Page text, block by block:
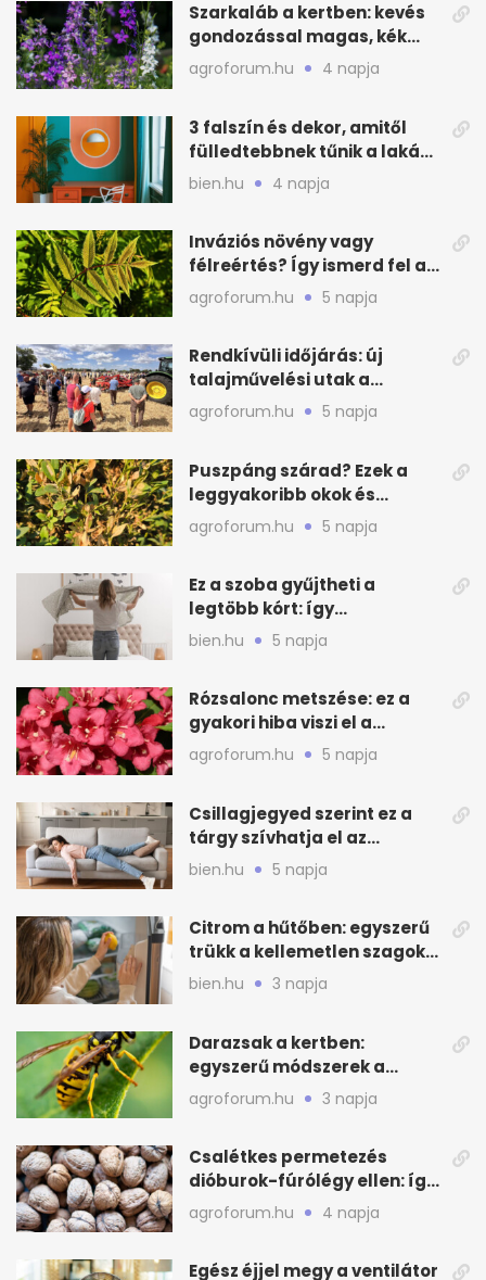
Szarkaláb a kertben: kevés
gondozással magas, kék
virágfalat ad
agroforum.hu 4 napja
3 falszín és dekor, amitől
fülledtebbnek tűnik a lakás
nyáron
bien.hu 4 napja
Inváziós növény vagy
félreértés? Így ismerd fel a
valódi kockázatot
agroforum.hu 5 napja
Rendkívüli időjárás: új
talajművelési utak a
gazdáknak
agroforum.hu 5 napja
Puszpáng szárad? Ezek a
leggyakoribb okok és
teendők
agroforum.hu 5 napja
Ez a szoba gyűjtheti a
legtöbb kórt: így
mélytisztítsd otthon
bien.hu 5 napja
Rózsalonc metszése: ez a
gyakori hiba viszi el a
virágzást
agroforum.hu 5 napja
Csillagjegyed szerint ez a
tárgy szívhatja el az
otthonod energiáját
bien.hu 5 napja
Citrom a hűtőben: egyszerű
trükk a kellemetlen szagok
ellen
bien.hu 3 napja
Darazsak a kertben:
egyszerű módszerek a
távoltartásukra nyáron
agroforum.hu 3 napja
Csalétkes permetezés
dióburok-fúrólégy ellen: így
csináld a kertben
agroforum.hu 4 napja
Egész éjjel megy a ventilátor